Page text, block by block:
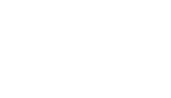
使い勝手がいいです。